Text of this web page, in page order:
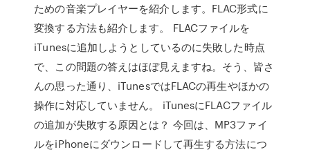
ための音楽プレイヤーを紹介します。FLAC形式に
変換する方法も紹介します。 FLACファイルを
iTunesに追加しようとしているのに失敗した時点
で、この問題の答えはほぼ見えますね。そう、皆さ
んの思った通り、iTunesではFLACの再生やほかの
操作に対応していません。 iTunesにFLACファイル
の追加が失敗する原因とは？ 今回は、MP3ファイ
ルをiPhoneにダウンロードして再生する方法につ